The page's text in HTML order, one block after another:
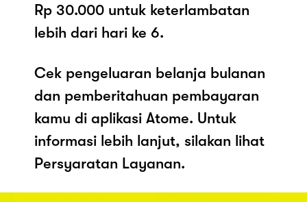
Rp 30.000 untuk keterlambatan
lebih dari hari ke 6.
Cek pengeluaran belanja bulanan
dan pemberitahuan pembayaran
kamu di aplikasi Atome. Untuk
informasi lebih lanjut, silakan lihat
Persyaratan Layanan.